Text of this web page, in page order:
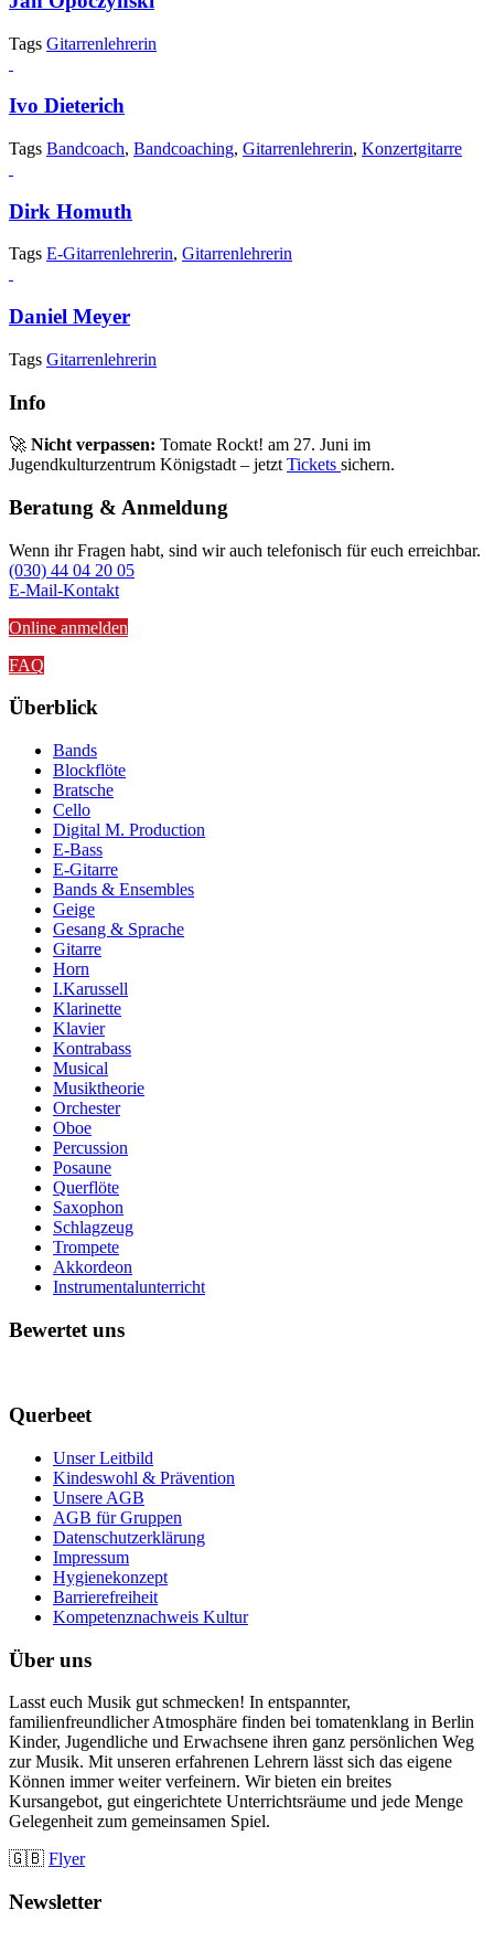
Tags Gitarrenlehrerin
Ivo Dieterich
Tags Bandcoach, Bandcoaching, Gitarrenlehrerin, Konzertgitarre
Dirk Homuth
Tags E-Gitarrenlehrerin, Gitarrenlehrerin
Daniel Meyer
Tags Gitarrenlehrerin
Info
🚀 Nicht verpassen: Tomate Rockt! am 27. Juni im
Jugendkulturzentrum Königstadt – jetzt Tickets sichern.
Beratung & Anmeldung
Wenn ihr Fragen habt, sind wir auch telefonisch für euch erreichbar.
(030) 44 04 20 05
E-Mail-Kontakt
Online anmelden
FAQ
Überblick
Bands
Blockflöte
Bratsche
Cello
Digital M. Production
E-Bass
E-Gitarre
Bands & Ensembles
Geige
Gesang & Sprache
Gitarre
Horn
I.Karussell
Klarinette
Klavier
Kontrabass
Musical
Musiktheorie
Orchester
Oboe
Percussion
Posaune
Querflöte
Saxophon
Schlagzeug
Trompete
Akkordeon
Instrumentalunterricht
Bewertet uns
Querbeet
Unser Leitbild
Kindeswohl & Prävention
Unsere AGB
AGB für Gruppen
Datenschutzerklärung
Impressum
Hygienekonzept
Barrierefreiheit
Kompetenznachweis Kultur
Über uns
Lasst euch Musik gut schmecken! In entspannter,
familienfreundlicher Atmosphäre finden bei tomatenklang in Berlin
Kinder, Jugendliche und Erwachsene ihren ganz persönlichen Weg
zur Musik. Mit unseren erfahrenen Lehrern lässt sich das eigene
Können immer weiter verfeinern. Wir bieten ein breites
Kursangebot, gut eingerichtete Unterrichtsräume und jede Menge
Gelegenheit zum gemeinsamen Spiel.
🇬🇧 Flyer
Newsletter